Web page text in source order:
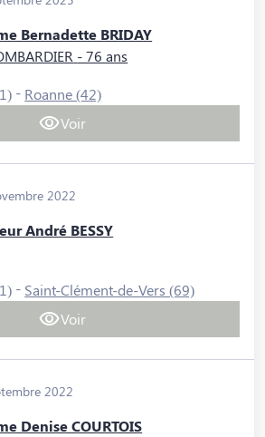
Bernadette BRIDAY
- 76 ans
- Roanne (42)
Voir
2022
André BESSY
- Saint-Clément-de-Vers (69)
Voir
2022
Denise COURTOIS